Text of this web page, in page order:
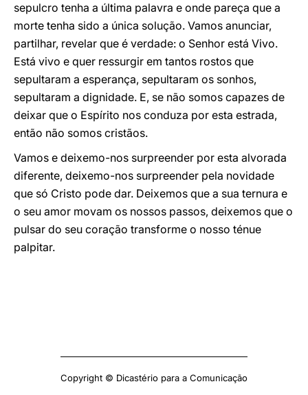
sepulcro tenha a última palavra e onde pareça que a
morte tenha sido a única solução. Vamos anunciar,
partilhar, revelar que é verdade: o Senhor está Vivo.
Está vivo e quer ressurgir em tantos rostos que
sepultaram a esperança, sepultaram os sonhos,
sepultaram a dignidade. E, se não somos capazes de
deixar que o Espírito nos conduza por esta estrada,
então não somos cristãos.
Vamos e deixemo-nos surpreender por esta alvorada
diferente, deixemo-nos surpreender pela novidade
que só Cristo pode dar. Deixemos que a sua ternura e
o seu amor movam os nossos passos, deixemos que o
pulsar do seu coração transforme o nosso ténue
palpitar.
Copyright © Dicastério para a Comunicação